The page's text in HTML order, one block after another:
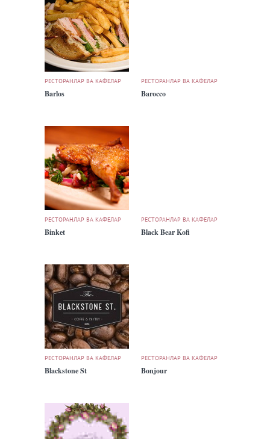
РЕСТОРАНЛАР ВА КАФЕЛАР
Barlos
РЕСТОРАНЛАР ВА КАФЕЛАР
Barocco
РЕСТОРАНЛАР ВА КАФЕЛАР
Binket
РЕСТОРАНЛАР ВА КАФЕЛАР
Black Bear Kofi
РЕСТОРАНЛАР ВА КАФЕЛАР
Blackstone St
РЕСТОРАНЛАР ВА КАФЕЛАР
Bonjour